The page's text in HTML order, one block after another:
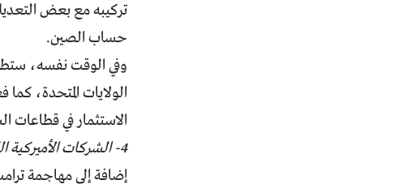
تركيبه مع بعض
حساب الصين.
وفي الوقت نفسه،
الولايات المتحدة،
الاستثمار في قطاعات
4- الشركات الأميركية الكبرى
إضافة إلى مهاجمة